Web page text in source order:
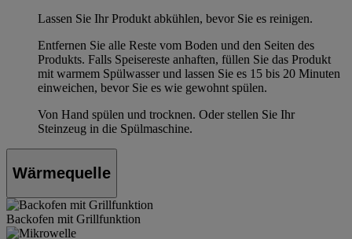
Lassen Sie Ihr Produkt abkühlen, bevor Sie es reinigen.
Entfernen Sie alle Reste vom Boden und den Seiten des
Produkts. Falls Speisereste anhaften, füllen Sie das Produkt
mit warmem Spülwasser und lassen Sie es 15 bis 20 Minuten
einweichen, bevor Sie es wie gewohnt spülen.
Von Hand spülen und trocknen. Oder stellen Sie Ihr
Steinzeug in die Spülmaschine.
Wärmequelle
Backofen mit Grillfunktion